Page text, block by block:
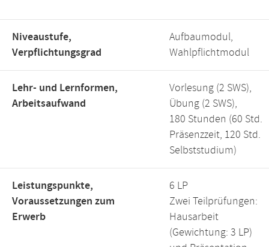
Niveaustufe,
Verpflichtungsgrad
Aufbaumodul,
Wahlpflichtmodul
Lehr- und Lernformen,
Arbeitsaufwand
Vorlesung (2 SWS),
Übung (2 SWS),
180 Stunden (60 Std.
Präsenzzeit, 120 Std.
Selbststudium)
Leistungspunkte,
Voraussetzungen zum
Erwerb
6 LP
Zwei Teilprüfungen:
Hausarbeit
(Gewichtung: 3 LP)